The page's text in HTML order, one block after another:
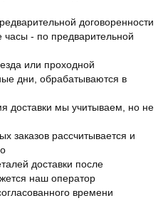
договоренности
часы - по предварительной
или проходной
дни, обрабатываются в
доставки мы учитываем, но не
заказов рассчитывается и
доставки после
наш оператор
времени